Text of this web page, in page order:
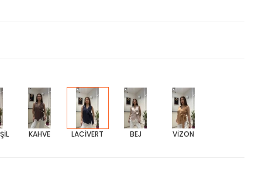
KAHVE LACİVERT BEJ VİZON